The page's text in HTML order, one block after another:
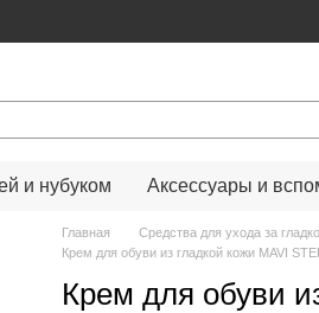
сканер цвета
и нубуком Аксессуары и
Главная
Средства для ухода за
Крем для обуви из гладкой кожи MAVI
Крем для обуви